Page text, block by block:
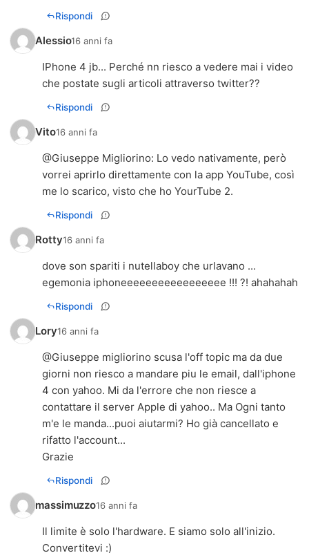
Rispondi
Alessio16 anni fa
IPhone 4 jb... Perché nn riesco a vedere mai i video
che postate sugli articoli attraverso twitter??
Rispondi
Vito16 anni fa
@Giuseppe Migliorino: Lo vedo nativamente, però
vorrei aprirlo direttamente con la app YouTube, così
me lo scarico, visto che ho YourTube 2.
Rispondi
Rotty16 anni fa
dove son spariti i nutellaboy che urlavano ...
egemonia iphoneeeeeeeeeeeeeeeee !!! ?! ahahahah
Rispondi
Lory16 anni fa
@Giuseppe migliorino scusa l'off topic ma da due
giorni non riesco a mandare piu le email, dall'iphone
4 con yahoo. Mi da l'errore che non riesce a
contattare il server Apple di yahoo.. Ma Ogni tanto
m'e le manda...puoi aiutarmi? Ho già cancellato e
rifatto l'account...
Grazie
Rispondi
massimuzzo16 anni fa
Il limite è solo l'hardware. E siamo solo all'inizio.
Convertitevi :)